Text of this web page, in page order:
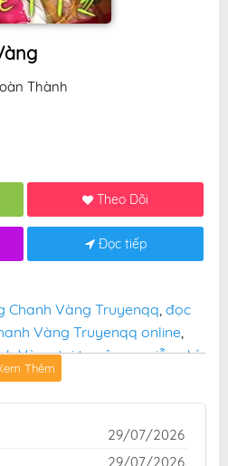
Thành
Theo Dõi
Đọc tiếp
Chanh Vàng Truyenqq,đọc
Vàng Truyenqq online,
Vàng tại truyệnqq miễn phí
Thêm
29/07/2026
29/07/2026